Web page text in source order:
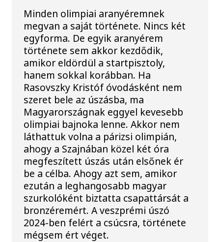
Minden olimpiai aranyéremnek
megvan a saját története. Nincs két
egyforma. De egyik aranyérem
története sem akkor kezdődik,
amikor eldördül a startpisztoly,
hanem sokkal korábban. Ha
Rasovszky Kristóf óvodásként nem
szeret bele az úszásba, ma
Magyarországnak eggyel kevesebb
olimpiai bajnoka lenne. Akkor nem
láthattuk volna a párizsi olimpián,
ahogy a Szajnában közel két óra
megfeszített úszás után elsőnek ér
be a célba. Ahogy azt sem, amikor
ezután a leghangosabb magyar
szurkolóként biztatta csapattársát a
bronzéremért. A veszprémi úszó
2024-ben felért a csúcsra, története
mégsem ért véget.